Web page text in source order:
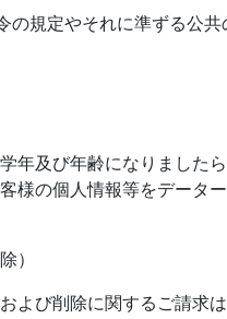
の規定やそれに準ずる公
年及び年齢になりました
様の個人情報等をデータ
）
よび削除に関するご請求